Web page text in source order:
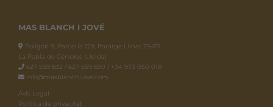
MAS BLANCH I JOVÉ
Polígon 9, Parcel·la 129, Paratge Llinar 25471.
La Pobla de Cérvoles (Lleida)
627 559 832 / 627 559 830 / +34 973 050 018
info@masblanchijove.com
Avís Legal
Política de privacitat